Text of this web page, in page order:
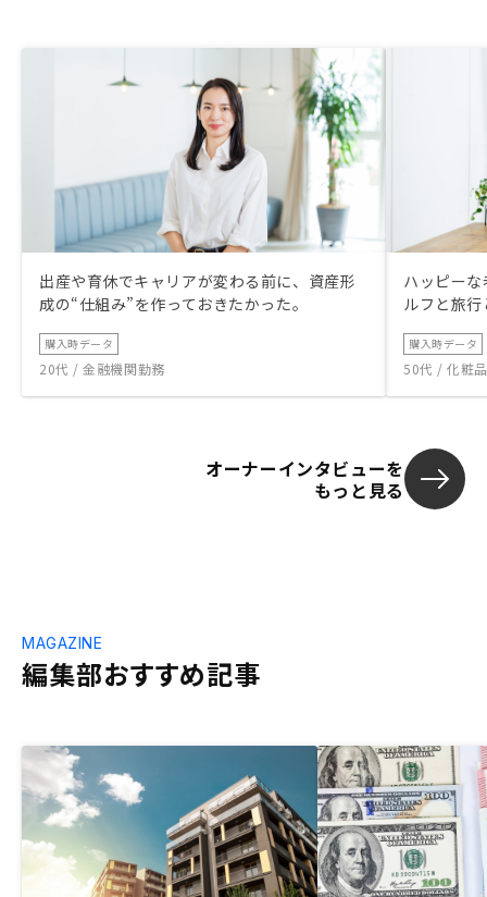
出産や育休でキャリアが変わる前に、資産形
成の“仕組み”を作っておきたかった。
購入時データ
20代 / 金融機関勤務
ハッピー
ルフと旅
購入時データ
50代 / 化粧
オーナーインタビューを
もっと見る
編集部おすすめ記事
MAGAZINE